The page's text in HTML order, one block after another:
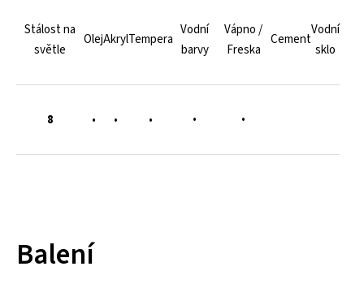
Stálost na
světle
OlejAkrylTempera
Vodní
barvy
Vápno /
Freska
Cement
Vodní
sklo
8 • • • • •
Balení